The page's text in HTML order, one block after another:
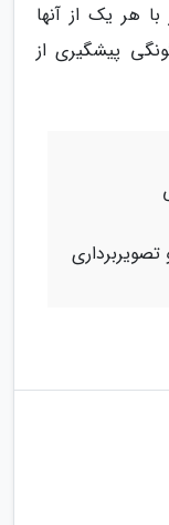
هر یک از آنها
پیشگیری از